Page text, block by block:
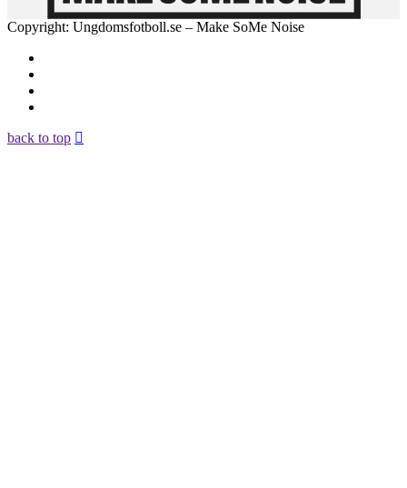
Copyright: Ungdomsfotboll.se – Make SoMe Noise
back to top